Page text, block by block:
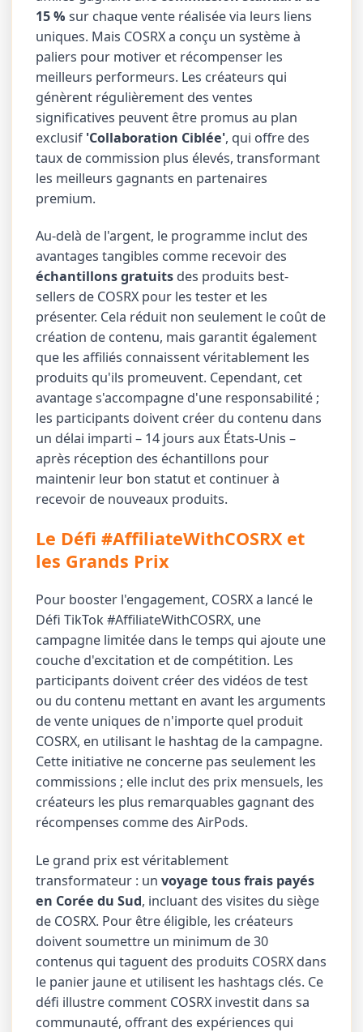
15 % sur chaque vente réalisée via leurs liens
uniques. Mais COSRX a conçu un système à
paliers pour motiver et récompenser les
meilleurs performeurs. Les créateurs qui
génèrent régulièrement des ventes
significatives peuvent être promus au plan
exclusif 'Collaboration Ciblée', qui offre des
taux de commission plus élevés, transformant
les meilleurs gagnants en partenaires
premium.
Au-delà de l'argent, le programme inclut des
avantages tangibles comme recevoir des
échantillons gratuits des produits best-
sellers de COSRX pour les tester et les
présenter. Cela réduit non seulement le coût de
création de contenu, mais garantit également
que les affiliés connaissent véritablement les
produits qu'ils promeuvent. Cependant, cet
avantage s'accompagne d'une responsabilité ;
les participants doivent créer du contenu dans
un délai imparti – 14 jours aux États-Unis –
après réception des échantillons pour
maintenir leur bon statut et continuer à
recevoir de nouveaux produits.
Le Défi #AffiliateWithCOSRX et
les Grands Prix
Pour booster l'engagement, COSRX a lancé le
Défi TikTok #AffiliateWithCOSRX, une
campagne limitée dans le temps qui ajoute une
couche d'excitation et de compétition. Les
participants doivent créer des vidéos de test
ou du contenu mettant en avant les arguments
de vente uniques de n'importe quel produit
COSRX, en utilisant le hashtag de la campagne.
Cette initiative ne concerne pas seulement les
commissions ; elle inclut des prix mensuels, les
créateurs les plus remarquables gagnant des
récompenses comme des AirPods.
Le grand prix est véritablement
transformateur : unvoyage tous frais payés
en Corée du Sud, incluant des visites du siège
de COSRX. Pour être éligible, les créateurs
doivent soumettre un minimum de 30
contenus qui taguent des produits COSRX dans
le panier jaune et utilisent les hashtags clés. Ce
défi illustre comment COSRX investit dans sa
communauté, offrant des expériences qui